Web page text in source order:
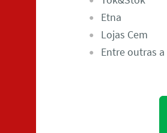
Etna
Lojas Cem
Entre outras